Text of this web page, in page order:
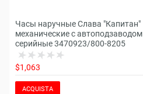
Часы наручные Слава "Капитан"
механические с автоподзаводом
серийные 3470923/800-8205
$1,063
ACQUISTA